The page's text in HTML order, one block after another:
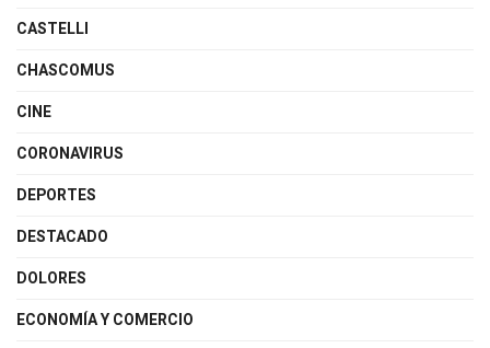
CASTELLI
CHASCOMUS
CINE
CORONAVIRUS
DEPORTES
DESTACADO
DOLORES
ECONOMÍA Y COMERCIO